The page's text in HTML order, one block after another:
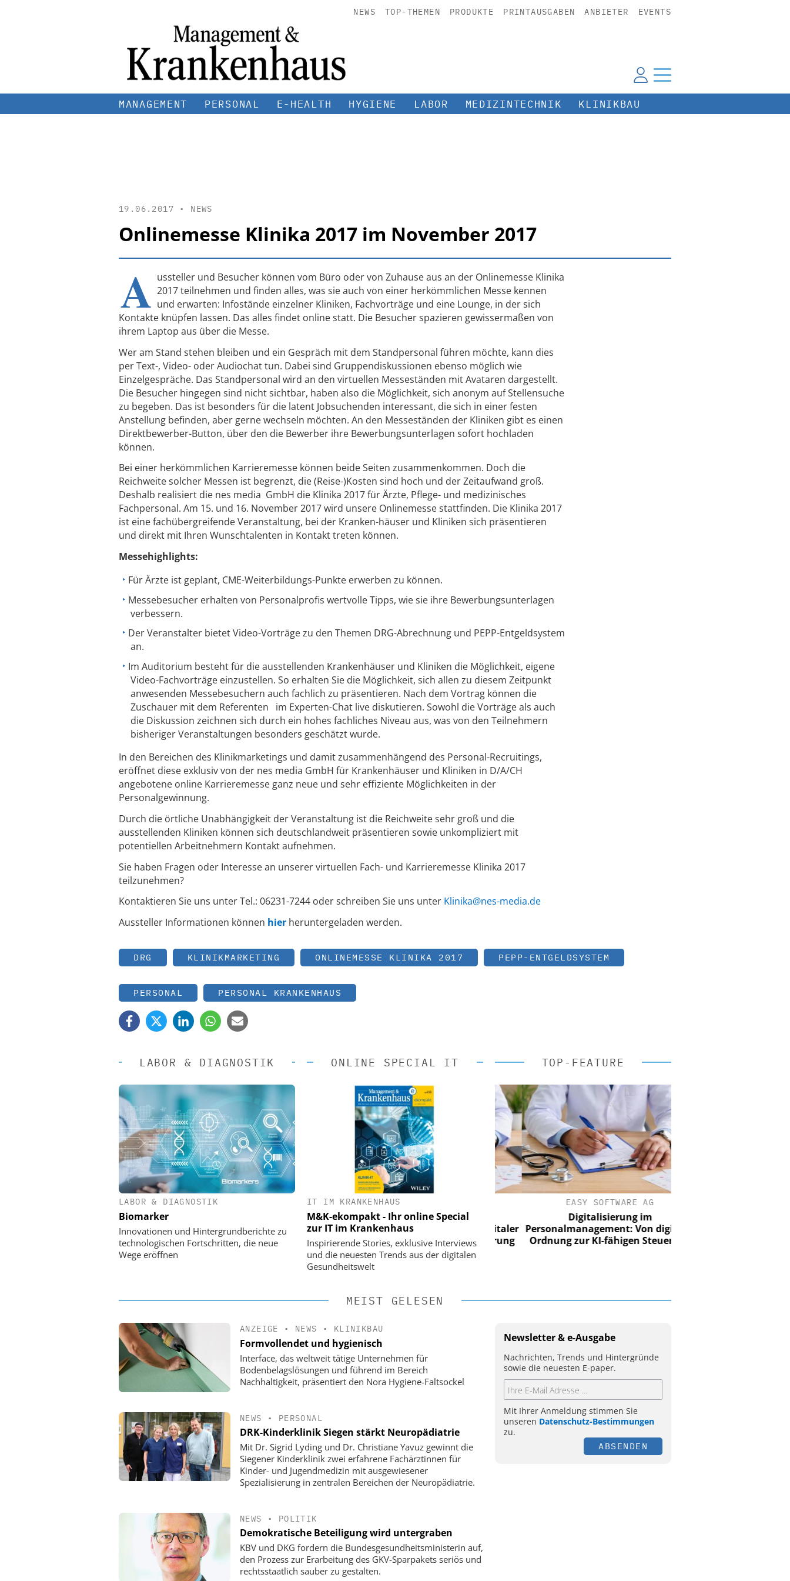
NEWS TOP-THEMEN PRODUKTE PRINTAUSGABEN ANBIETER EVENTS
MANAGEMENT PERSONAL E-HEALTH HYGIENE LABOR MEDIZINTECHNIK KLINIKBAU
19.06.2017 • NEWS
Onlinemesse Klinika 2017 im November 2017
A ussteller und Besucher können vom Büro oder von Zuhause aus an der Onlinemesse Klinika
2017 teilnehmen und finden alles, was sie auch von einer herkömmlichen Messe kennen
und erwarten: Infostände einzelner Kliniken, Fachvorträge und eine Lounge, in der sich
Kontakte knüpfen lassen. Das alles findet online statt. Die Besucher spazieren gewissermaßen von
ihrem Laptop aus über die Messe.
Wer am Stand stehen bleiben und ein Gespräch mit dem Standpersonal führen möchte, kann dies
per Text-, Video- oder Audiochat tun. Dabei sind Gruppendiskussionen ebenso möglich wie
Einzelgespräche. Das Standpersonal wird an den virtuellen Messeständen mit Avataren dargestellt.
Die Besucher hingegen sind nicht sichtbar, haben also die Möglichkeit, sich anonym auf Stellensuche
zu begeben. Das ist besonders für die latent Jobsuchenden interessant, die sich in einer festen
Anstellung befinden, aber gerne wechseln möchten. An den Messeständen der Kliniken gibt es einen
Direktbewerber-Button, über den die Bewerber ihre Bewerbungsunterlagen sofort hochladen
können.
Bei einer herkömmlichen Karrieremesse können beide Seiten zusammenkommen. Doch die
Reichweite solcher Messen ist begrenzt, die (Reise-)Kosten sind hoch und der Zeitaufwand groß.
Deshalb realisiert die nes media GmbH die Klinika 2017 für Ärzte, Pflege- und medizinisches
Fachpersonal. Am 15. und 16. November 2017 wird unsere Onlinemesse stattfinden. Die Klinika 2017
ist eine fachübergreifende Veranstaltung, bei der Kranken-häuser und Kliniken sich präsentieren
und direkt mit Ihren Wunschtalenten in Kontakt treten können.
Messehighlights:
Für Ärzte ist geplant, CME-Weiterbildungs-Punkte erwerben zu können.
Messebesucher erhalten von Personalprofis wertvolle Tipps, wie sie ihre Bewerbungsunterlagen
verbessern.
Der Veranstalter bietet Video-Vorträge zu den Themen DRG-Abrechnung und PEPP-Entgeldsystem
an.
Im Auditorium besteht für die ausstellenden Krankenhäuser und Kliniken die Möglichkeit, eigene
Video-Fachvorträge einzustellen. So erhalten Sie die Möglichkeit, sich allen zu diesem Zeitpunkt
anwesenden Messebesuchern auch fachlich zu präsentieren. Nach dem Vortrag können die
Zuschauer mit dem Referenten im Experten-Chat live diskutieren. Sowohl die Vorträge als auch
die Diskussion zeichnen sich durch ein hohes fachliches Niveau aus, was von den Teilnehmern
bisheriger Veranstaltungen besonders geschätzt wurde.
In den Bereichen des Klinikmarketings und damit zusammenhängend des Personal-Recruitings,
eröffnet diese exklusiv von der nes media GmbH für Krankenhäuser und Kliniken in D/A/CH
angebotene online Karrieremesse ganz neue und sehr effiziente Möglichkeiten in der
Personalgewinnung.
Durch die örtliche Unabhängigkeit der Veranstaltung ist die Reichweite sehr groß und die
ausstellenden Kliniken können sich deutschlandweit präsentieren sowie unkompliziert mit
potentiellen Arbeitnehmern Kontakt aufnehmen.
Sie haben Fragen oder Interesse an unserer virtuellen Fach- und Karrieremesse Klinika 2017
teilzunehmen?
Kontaktieren Sie uns unter Tel.: 06231-7244 oder schreiben Sie uns unter Klinika@nes-media.de
Aussteller Informationen können hier heruntergeladen werden.
DRG KLINIKMARKETING ONLINEMESSE KLINIKA 2017 PEPP-ENTGELDSYSTEM
PERSONAL PERSONAL KRANKENHAUS
LABOR & DIAGNOSTIK
LABOR & DIAGNOSTIK
Biomarker
Innovationen und Hintergrundberichte zu
technologischen Fortschritten, die neue
Wege eröffnen
ONLINE SPECIAL IT
IT IM KRANKENHAUS
M&K-ekompakt - Ihr online Special
zur IT im Krankenhaus
Inspirierende Stories, exklusive Interviews
und die neuesten Trends aus der digitalen
Gesundheitswelt
TOP-FEATURE
EASY SOFTWARE AG
Personalmanagement: Von digitaler
Ordnung zur KI-fähigen Steuerung
EASY SOFTWARE AG
Digitalisierung im
Personalmanagement: Von digitaler
Ordnung zur KI-fähigen Steuerung
EASY SOFTWARE AG
Digitalisierung im
Personalmanagement: Von digitaler
Ordnung zur KI-fähigen Steuerung
MEIST GELESEN
ANZEIGE • NEWS • KLINIKBAU
Formvollendet und hygienisch
Interface, das weltweit tätige Unternehmen für
Bodenbelagslösungen und führend im Bereich
Nachhaltigkeit, präsentiert den Nora Hygiene-Faltsockel
NEWS • PERSONAL
DRK-Kinderklinik Siegen stärkt Neuropädiatrie
Mit Dr. Sigrid Lyding und Dr. Christiane Yavuz gewinnt die
Siegener Kinderklinik zwei erfahrene Fachärztinnen für
Kinder- und Jugendmedizin mit ausgewiesener
Spezialisierung in zentralen Bereichen der Neuropädiatrie.
NEWS • POLITIK
Demokratische Beteiligung wird untergraben
KBV und DKG fordern die Bundesgesundheitsministerin auf,
den Prozess zur Erarbeitung des GKV-Sparpakets seriös und
rechtsstaatlich sauber zu gestalten.
Newsletter & e-Ausgabe
Nachrichten, Trends und Hintergründe
sowie die neuesten E-paper.
Mit Ihrer Anmeldung stimmen Sie
unseren Datenschutz-Bestimmungen
zu.
ABSENDEN